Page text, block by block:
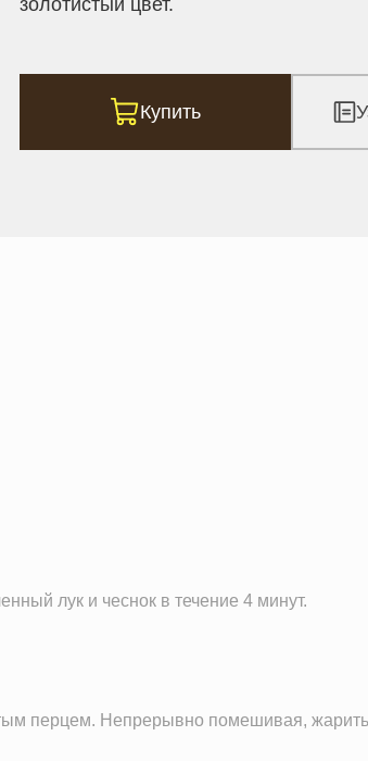
Купить
лук и чеснок в течение 4 минут.
перцем. Непрерывно помешивая,